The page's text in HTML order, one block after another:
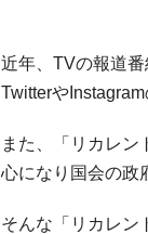
近年、TVの報道
Twitterや
また、「リカレン
心になり国会の政
そんな「リカレン